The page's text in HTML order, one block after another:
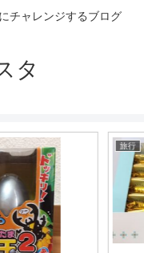
チャレンジするブログ
タ
旅行